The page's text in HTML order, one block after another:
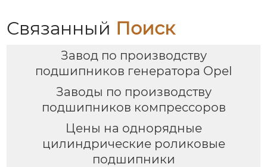
нагревательная печь
для ковки
Связанный Поиск
Завод по производству
подшипников генератора Opel
Заводы по производству
подшипников компрессоров
Цены на однорядные
цилиндрические роликовые
подшипники